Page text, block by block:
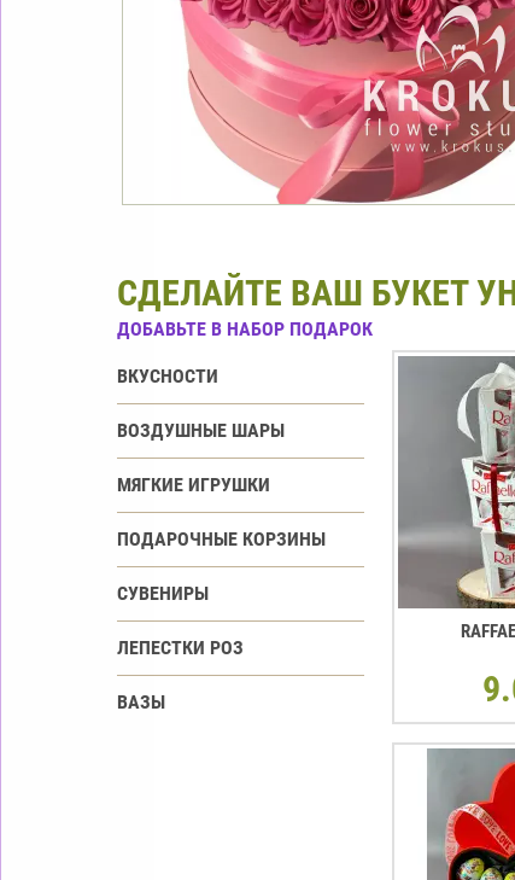
СДЕЛАЙТЕ ВАШ БУКЕТ
ДОБАВЬТЕ В НАБОР ПОДАРОК
ВКУСНОСТИ
ВОЗДУШНЫЕ ШАРЫ
МЯГКИЕ ИГРУШКИ
ПОДАРОЧНЫЕ КОРЗИНЫ
СУВЕНИРЫ
ЛЕПЕСТКИ РОЗ
ВАЗЫ